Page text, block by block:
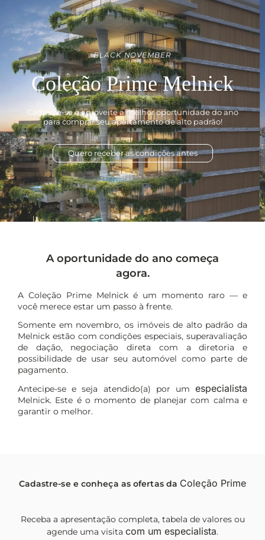
BLACK NOVEMBER
Coleção Prime Melnick
Cadastre-se e aproveite a melhor oportunidade do ano
para comprar seu apartamento de alto padrão!
Quero receber as condições antes
A oportunidade do ano começa
agora.
A Coleção Prime Melnick é um momento raro — e
você merece estar um passo à frente.
Somente em novembro, os imóveis de alto padrão da
Melnick estão com condições especiais, superavaliação
de dação, negociação direta com a diretoria e
possibilidade de usar seu automóvel como parte de
pagamento.
Antecipe-se e seja atendido(a) por um especialista
Melnick. Este é o momento de planejar com calma e
garantir o melhor.
Cadastre-se e conheça as ofertas da Coleção Prime
Receba a apresentação completa, tabela de valores ou
agende uma visita com um especialista.